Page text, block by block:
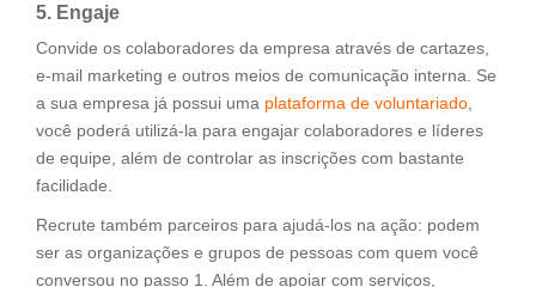
5. Engaje
Convide os colaboradores da empresa através de cartazes,
e-mail marketing e outros meios de comunicação interna. Se
a sua empresa já possui uma plataforma de voluntariado
você poderá utilizá-la para engajar colaboradores e líderes
de equipe, além de controlar as inscrições com bastante
facilidade.
Recrute também parceiros para ajudá-los na ação: podem
ser as organizações e grupos de pessoas com quem você
conversou no passo 1. Além de apoiar com serviços,